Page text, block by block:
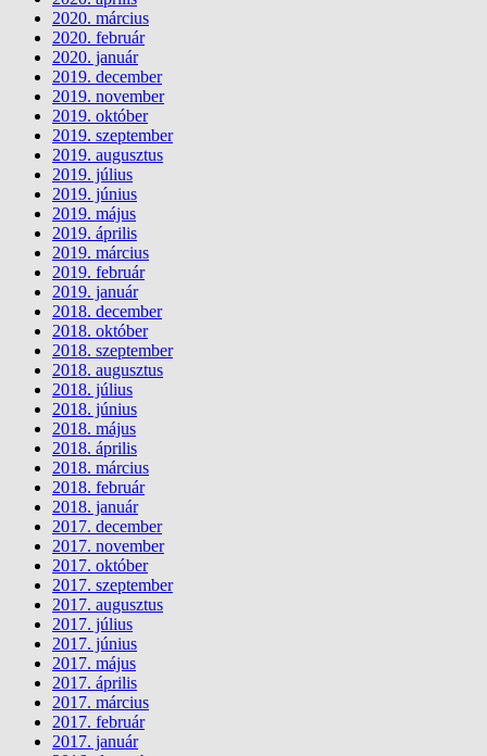
2020. március
2020. február
2020. január
2019. december
2019. november
2019. október
2019. szeptember
2019. augusztus
2019. július
2019. június
2019. május
2019. április
2019. március
2019. február
2019. január
2018. december
2018. október
2018. szeptember
2018. augusztus
2018. július
2018. június
2018. május
2018. április
2018. március
2018. február
2018. január
2017. december
2017. november
2017. október
2017. szeptember
2017. augusztus
2017. július
2017. június
2017. május
2017. április
2017. március
2017. február
2017. január